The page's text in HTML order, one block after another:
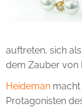
auftreten, sich
dem Zauber von
Heideman
Protagonisten